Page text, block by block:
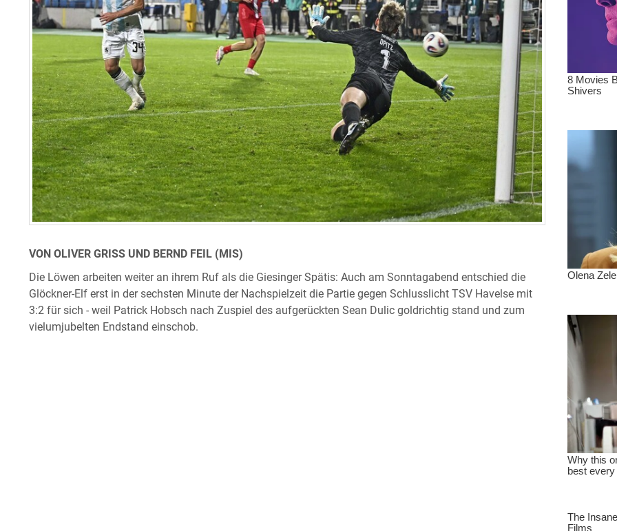
VON OLIVER GRISS UND BERND FEIL (MIS)
Die Löwen arbeiten weiter an ihrem Ruf als die Giesinger Spätis: Auch am Sonntagabend entschied die
Glöckner-Elf erst in der sechsten Minute der Nachspielzeit die Partie gegen Schlusslicht TSV Havelse mit
3:2 für sich - weil Patrick Hobsch nach Zuspiel des aufgerückten Sean Dulic goldrichtig stand und zum
vielumjubelten Endstand einschob.